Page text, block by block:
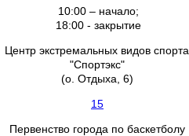
10:00 – начало;
18:00 - закрытие
Центр экстремальных видов спорта
"Спортэкс"
(о. Отдыха, 6)
15
Первенство города по баскетболу